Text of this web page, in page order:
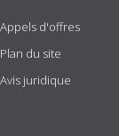
Appels d'offres
Plan du site
Avis juridique